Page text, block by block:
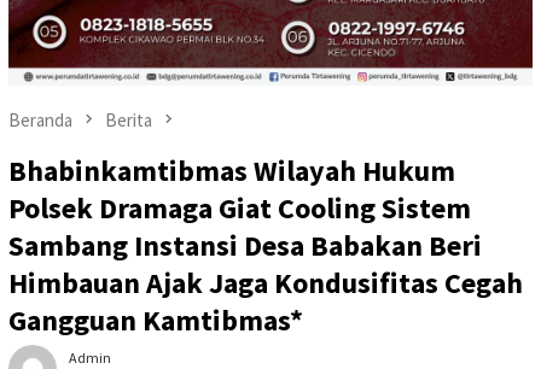
Beranda Berita
Bhabinkamtibmas Wilayah Hukum
Polsek Dramaga Giat Cooling Sistem
Sambang Instansi Desa Babakan Beri
Himbauan Ajak Jaga Kondusifitas Cegah
Gangguan Kamtibmas*
Admin